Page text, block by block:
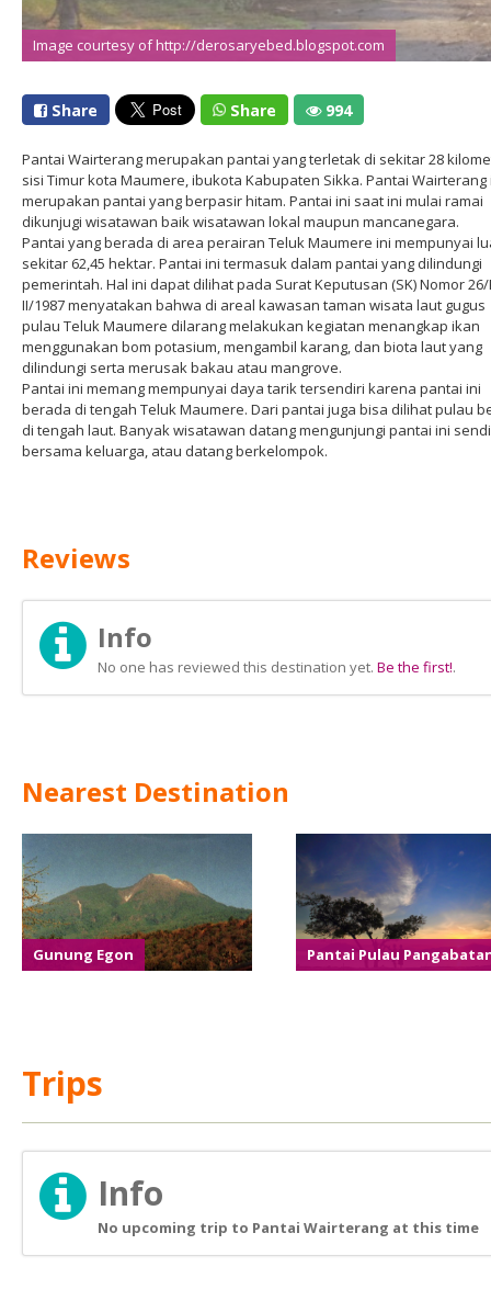
Image courtesy of http://derosaryebed.blogspot.com
Image courtesy of http://derosaryebed.blogspot.com
Share Share 994
Pantai Wairterang merupakan pantai yang terletak di sekitar 28
sisi Timur kota Maumere, ibukota Kabupaten Sikka. Pantai Wairterang
merupakan pantai yang berpasir hitam. Pantai ini saat ini mulai ramai
dikunjugi wisatawan baik wisatawan lokal maupun mancanegara.
Pantai yang berada di area perairan Teluk Maumere ini mempunyai
sekitar 62,45 hektar. Pantai ini termasuk dalam pantai yang dilindungi
pemerintah. Hal ini dapat dilihat pada Surat Keputusan (SK) Nomor
II/1987 menyatakan bahwa di areal kawasan taman wisata laut gugus
pulau Teluk Maumere dilarang melakukan kegiatan menangkap ikan
menggunakan bom potasium, mengambil karang, dan biota laut yang
dilindungi serta merusak bakau atau mangrove.
Pantai ini memang mempunyai daya tarik tersendiri karena pantai ini
berada di tengah Teluk Maumere. Dari pantai juga bisa dilihat pulau
di tengah laut. Banyak wisatawan datang mengunjungi pantai ini
bersama keluarga, atau datang berkelompok.
Reviews
Info
No one has reviewed this destination yet. Be the first!.
Nearest Destination
Gunung Egon Pantai Pulau
Trips
Info
No upcoming trip to Pantai Wairterang at this time